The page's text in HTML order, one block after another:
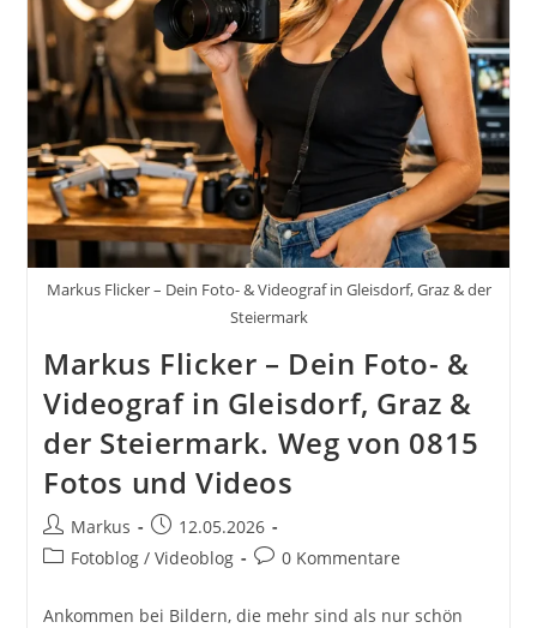
In
Gleisdorf,
Graz
Und
Der
Steiermark
–
Weg
Von
08/15
Markus Flicker – Dein Foto- & Videograf in Gleisdorf, Graz & der
Steiermark
Markus Flicker – Dein Foto- &
Videograf in Gleisdorf, Graz &
der Steiermark. Weg von 0815
Fotos und Videos
Beitrags-
Autor:
Markus
Beitrag
veröffentlicht:
12.05.2026
Beitrags-
Fotoblog / Videoblog
Beitrags-
0 Kommentare
Ankommen bei Bildern, die mehr sind als nur schön